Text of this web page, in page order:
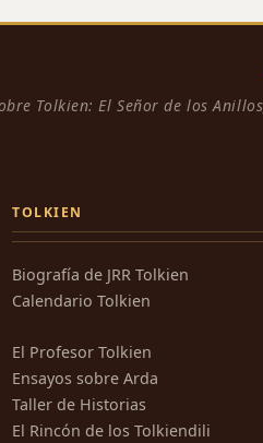
Tolkien: El Señor de los
TOLKIEN
Biografía de JRR Tolkien
Calendario Tolkien
El Profesor Tolkien
Ensayos sobre Arda
Taller de Historias
El Rincón de los Tolkiendili